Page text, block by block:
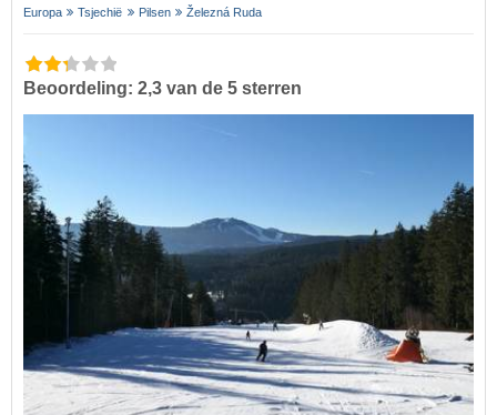
Europa Tsjechië Pilsen Železná Ruda
Beoordeling: 2,3 van de 5 sterren